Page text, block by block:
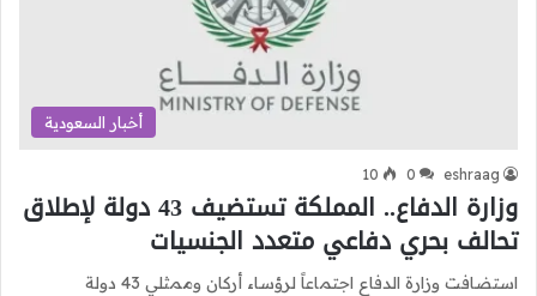
أخبار السعودية
eshraag
0
10
وزارة الدفاع.. المملكة تستضيف 43 دولة لإطلاق
تحالف بحري دفاعي متعدد الجنسيات
استضافت وزارة الدفاع اجتماعاً لرؤساء أركان وممثلي 43 دولة